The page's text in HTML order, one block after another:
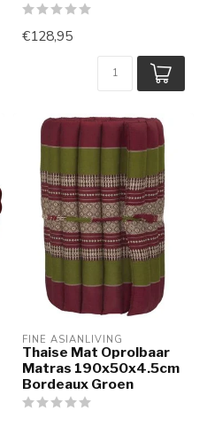
€128,95
FINE ASIANLIVING
Thaise Mat Oprolbaar
Matras 190x50x4.5cm
Bordeaux Groen